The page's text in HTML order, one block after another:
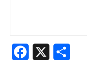
Facebook